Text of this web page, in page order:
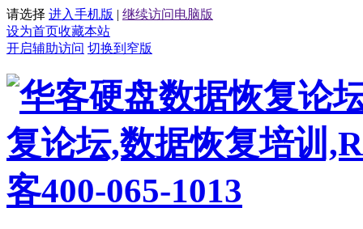
请选择 进入手机版 | 继续访问电脑版
设为首页收藏本站
开启辅助访问 切换到窄版